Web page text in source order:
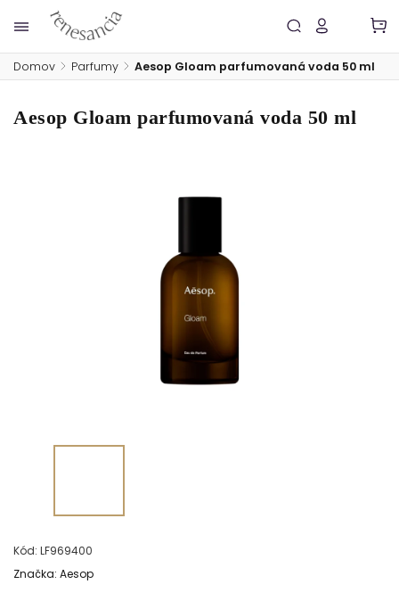
Domov / Parfumy / Aesop Gloam parfumovaná voda 50 ml
Aesop Gloam parfumovaná voda 50 ml
Kód: LF969400
Značka: Aesop